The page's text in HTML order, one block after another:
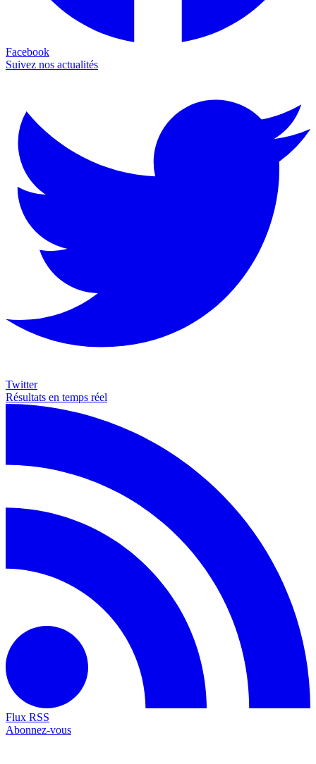
Facebook
Suivez nos actualités
Twitter
Résultats en temps réel
Flux RSS
Abonnez-vous